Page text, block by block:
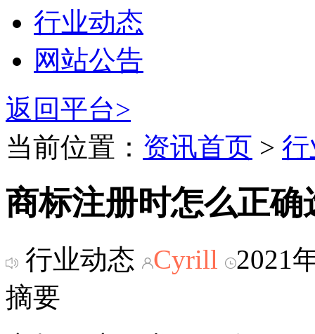
行业动态
网站公告
返回平台>
当前位置： 资讯首页 >
商标注册时怎么正确
行业动态 Cyrill
2021
摘要